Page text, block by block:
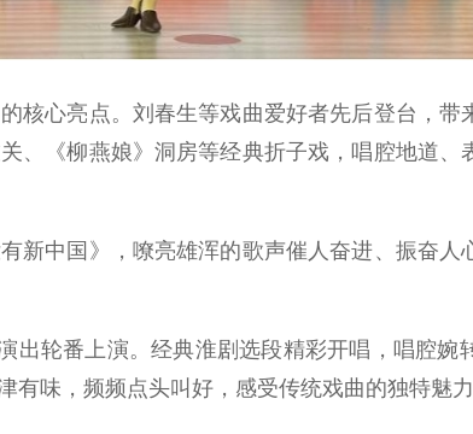
心亮点。刘春生等戏曲爱好者先后登台，带
、《柳燕娘》洞房等经典折子戏，唱腔地道
中国》，嘹亮雄浑的歌声催人奋进、振奋人
轮番上演。经典淮剧选段精彩开唱，唱腔婉
味，频频点头叫好，感受传统戏曲的独特魅力